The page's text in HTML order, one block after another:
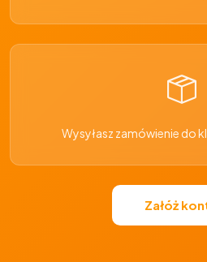
Wysyłasz zamówienie do
Załóż